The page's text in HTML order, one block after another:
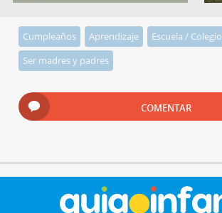
Cumpleaños Aprendizaje
Escuela / Colegio
Ser madres y padres
COMENTAR